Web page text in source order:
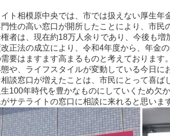
ト相模原中央では、市では扱えない厚生年
性の高い窓口が開所したことにより、市
者は、現在約18万人余りであり、今後も増
正法の成立により、令和4年度から、年金
要はますます高まるものと考えております。
や、ライフスタイルが変動している今日に
談窓口が増えたことは、市民にとって喜ば
100年時代を豊かなものにしていくため欠
サテライトの窓口に相談に来れると思いま